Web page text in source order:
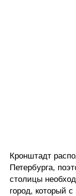
Кронштадт
Петербурга,
столицы
город, который с